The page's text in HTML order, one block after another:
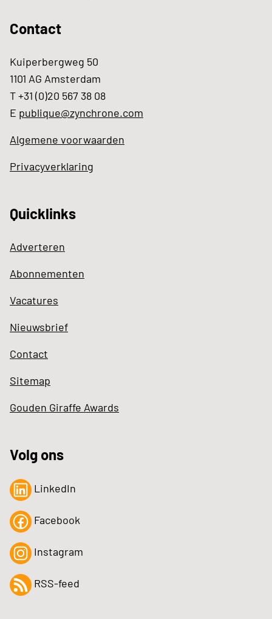
Contact
Kuiperbergweg 50
1101 AG Amsterdam
T +31 (0)20 567 38 08
E publique@zynchrone.com
Algemene voorwaarden
Privacyverklaring
Quicklinks
Adverteren
Abonnementen
Vacatures
Nieuwsbrief
Contact
Sitemap
Gouden Giraffe Awards
Volg ons
LinkedIn
Facebook
Instagram
RSS-feed